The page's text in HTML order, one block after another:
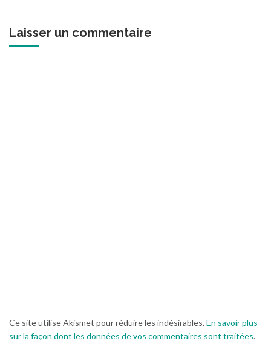
Laisser un commentaire
Ce site utilise Akismet pour réduire les indésirables.En savoir plus
sur la façon dont les données de vos commentaires sont traitées.